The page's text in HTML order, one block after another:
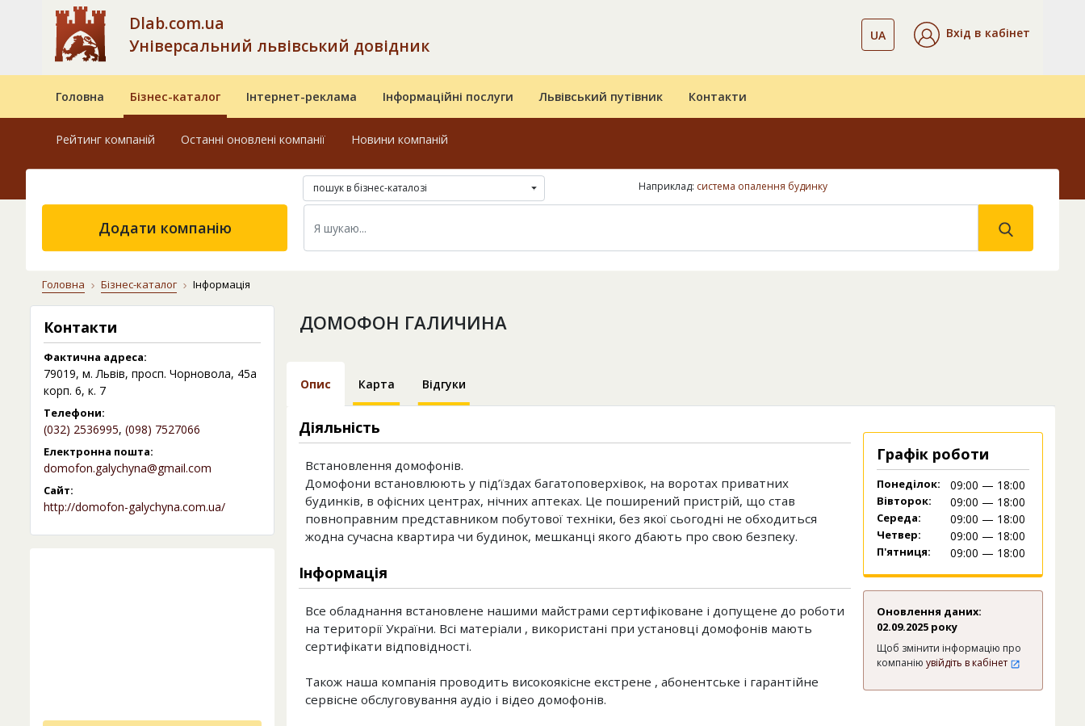
Dlab.com.ua
Універсальний львівський довідник
UA Вхід в кабінет
Головна Бізнес-каталог Інтернет-реклама Інформаційні послуги Львівський путівник Контакти
Рейтинг компаній Останні оновлені компанії Новини компаній
пошук в бізнес-каталозі Наприклад: система опалення будинку
Додати компанію
Головна Бізнес-каталог Інформація
Контакти
Фактична адреса:
79019, м. Львів, просп. Чорновола, 45а
корп. 6, к. 7
Телефони:
(032) 2536995, (098) 7527066
Електронна пошта:
domofon.galychyna@gmail.com
Сайт:
http://domofon-galychyna.com.ua/
ДОМОФОН ГАЛИЧИНА
Опис Карта Відгуки
Діяльність
Встановлення домофонів.
Домофони встановлюють у під’їздах багатоповерхівок, на воротах приватних
будинків, в офісних центрах, нічних аптеках. Це поширений пристрій, що став
повноправним представником побутової техніки, без якої сьогодні не обходиться
жодна сучасна квартира чи будинок, мешканці якого дбають про свою безпеку.
Інформація
Все обладнання встановлене нашими майстрами сертифіковане і допущене до роботи
на території України. Всі матеріали , використані при установці домофонів мають
сертифікати відповідності.
Також наша компанія проводить високоякісне екстрене , абонентське і гарантійне
сервісне обслуговування аудіо і відео домофонів.
Графік роботи
Понеділок: 09:00 — 18:00
Вівторок: 09:00 — 18:00
Середа: 09:00 — 18:00
Четвер: 09:00 — 18:00
П'ятниця: 09:00 — 18:00
Оновлення даних:
02.09.2025 року
Щоб змінити інформацію про
компанію увійдіть в кабінет